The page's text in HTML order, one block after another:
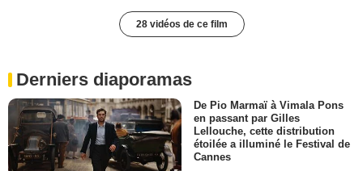
28 vidéos de ce film
Derniers diaporamas
De Pio Marmaï à Vimala Pons
en passant par Gilles
Lellouche, cette distribution
étoilée a illuminé le Festival de
Cannes